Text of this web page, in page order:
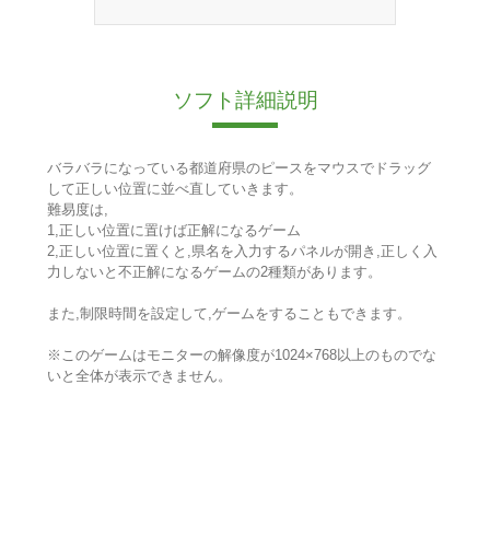
ソフト詳細説明
バラバラになっている都道府県のピースをマウスでドラッグ
して正しい位置に並べ直していきます。
難易度は,
1,正しい位置に置けば正解になるゲーム
2,正しい位置に置くと,県名を入力するパネルが開き,正しく入
力しないと不正解になるゲームの2種類があります。
また,制限時間を設定して,ゲームをすることもできます。
※このゲームはモニターの解像度が1024×768以上のものでな
いと全体が表示できません。